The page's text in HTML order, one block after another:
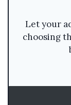
Let your
choosing